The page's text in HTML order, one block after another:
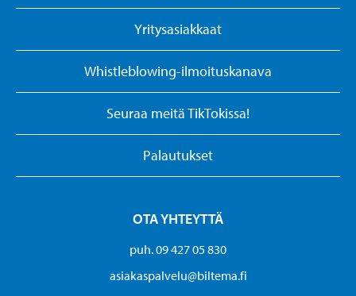
Yritysasiakkaat
Whistleblowing-ilmoituskanava
Seuraa meitä TikTokissa!
Palautukset
OTA YHTEYTTÄ
puh. 09 427 05 830
asiakaspalvelu@biltema.fi